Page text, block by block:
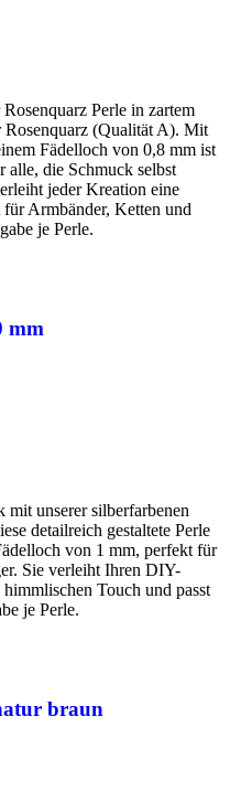
Perle in zartem
Rosenquarz (Qualität A). Mit
Fädelloch von 0,8 mm ist
alle, die Schmuck selbst
jeder Kreation eine
Armbänder, Ketten und
je Perle.
mm
mit unserer silberfarbenen
detailreich gestaltete Perle
von 1 mm, perfekt für
Sie verleiht Ihren DIY-
Touch und passt
je Perle.
braun